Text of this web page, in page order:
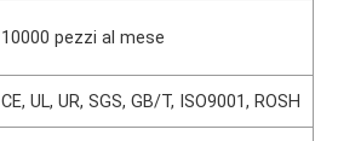
10000 pezzi al mese
CE, UL, UR, SGS, GB/T, ISO9001, ROSH